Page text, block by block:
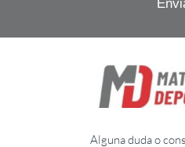
Alguna duda o